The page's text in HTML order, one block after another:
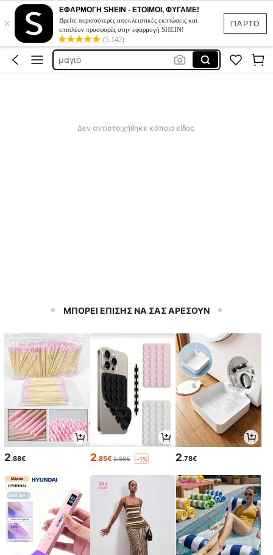
ΠΑΡΤΟ
×
ΕΦΑΡΜΟΓΗ SHEIN - ΕΤΟΙΜΟΙ, ΦΥΓΑΜΕ!
Βρείτε περισσότερες αποκλειστικές εκπτώσεις και
επιπλέον προσφορές στην εφαρμογή SHEIN!
(5,142)
sqiushy
μαγιο γυναικιο
φορεματα για γαμο
μαγιό
Δεν αντιστοιχήθηκε κάποιο είδος.
ΜΠΟΡΕΙ ΕΠΙΣΗΣ ΝΑ ΣΑΣ ΑΡΕΣΟΥΝ
2.88€ 2.85€ 2.88€ -1% 2.78€